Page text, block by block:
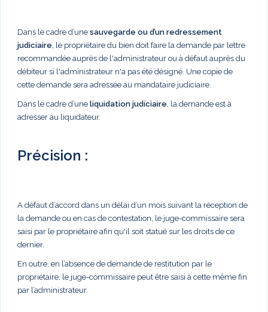
Dans le cadre d’une sauvegarde ou d’un redressement
judiciaire , le propriétaire du bien doit faire la demande par lettre
recommandée auprès de l'administrateur ou à défaut auprès du
débiteur si l'administrateur n'a pas été désigné. Une copie de
cette demande sera adressée au mandataire judiciaire.
Dans le cadre d’une liquidation judiciaire , la demande est à
adresser au liquidateur.
Précision :
A défaut d’accord dans un délai d’un mois suivant la réception de
la demande ou en cas de contestation, le juge-commissaire sera
saisi par le propriétaire afin qu'il soit statué sur les droits de ce
dernier.
En outre, en l’absence de demande de restitution par le
propriétaire, le juge-commissaire peut être saisi à cette même fin
par l’administrateur.